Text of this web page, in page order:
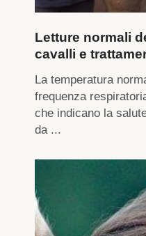
Letture normali
cavalli e
La temperatura
frequenza
che indicano la
da ...